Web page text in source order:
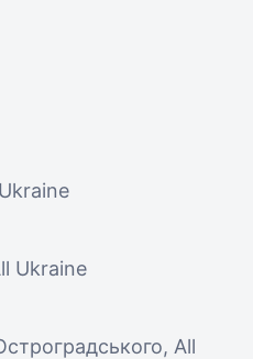
Ukraine
All